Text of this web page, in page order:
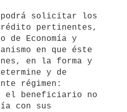
pertinentes,
Economía y
en que éste
en la forma y
y de
régimen:
el beneficiario no
con sus